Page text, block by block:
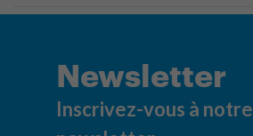
Newsletter
Inscrivez-vous à notre